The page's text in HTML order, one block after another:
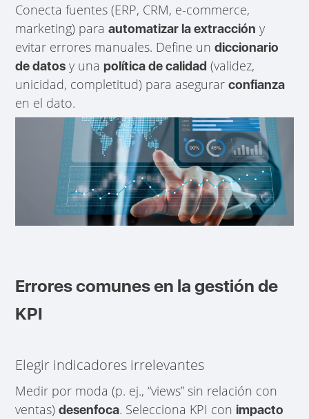
Conecta fuentes (ERP, CRM, e-commerce,
marketing) paraautomatizar la extracción y
evitar errores manuales. Define undiccionario
de datos y unapolítica de calidad (validez,
unicidad, completitud) para asegurarconfianza
en el dato.
Errores comunes en la gestión de
KPI
Elegir indicadores irrelevantes
Medir por moda (p. ej., “views” sin relación con
ventas)desenfoca. Selecciona KPI con impacto